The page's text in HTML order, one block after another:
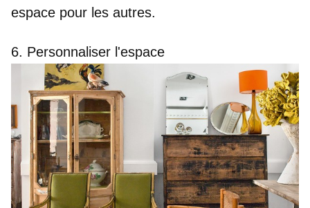
espace pour les autres.
6. Personnaliser l'espace